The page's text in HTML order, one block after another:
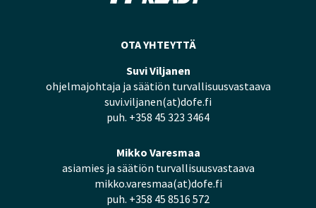
OTA YHTEYTTÄ
Suvi Viljanen
ohjelmajohtaja ja säätiön turvallisuusvastaava
suvi.viljanen(at)dofe.fi
puh. +358 45 323 3464
Mikko Varesmaa
asiamies ja säätiön turvallisuusvastaava
mikko.varesmaa(at)dofe.fi
puh. +358 45 8516 572